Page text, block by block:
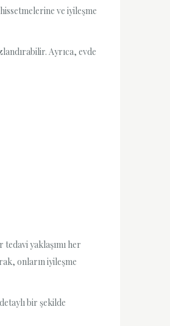
ve iyileşme
Ayrıca, evde
yaklaşımı her
onların iyileşme
bir şekilde